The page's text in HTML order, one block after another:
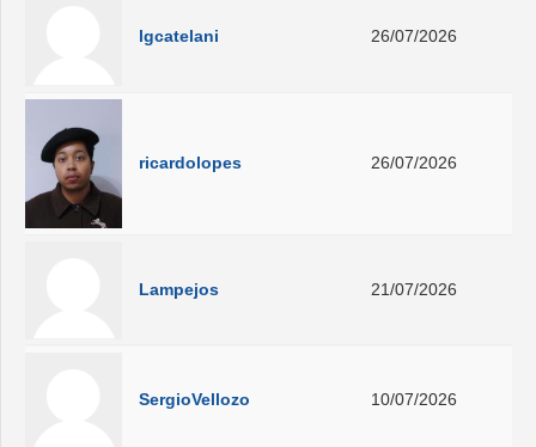
lgcatelani 26/07/2026
ricardolopes 26/07/2026
Lampejos 21/07/2026
SergioVellozo 10/07/2026